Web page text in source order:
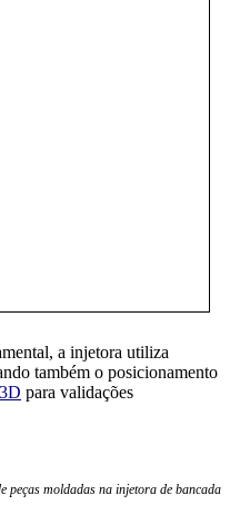
a injetora utiliza
também o posicionamento
para validações
peças moldadas na injetora de bancada